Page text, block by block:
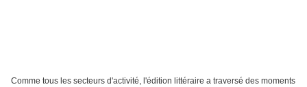
Comme tous les secteurs d'activité, l'édition littéraire a traversé des moments